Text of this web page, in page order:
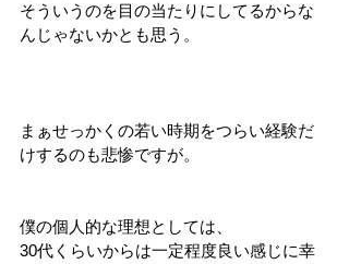
そういうのを目の当たりにしてるからな
んじゃないかとも思う。
まぁせっかくの若い時期をつらい経験だ
けするのも悲惨ですが。
僕の個人的な理想としては、
30代くらいからは一定程度良い感じに幸